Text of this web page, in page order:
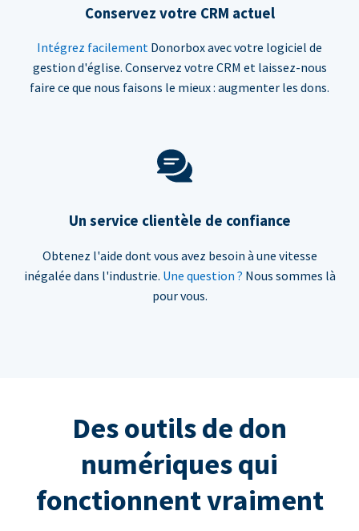
Conservez votre CRM actuel
Intégrez facilement Donorbox avec votre logiciel de
gestion d'église. Conservez votre CRM et laissez-nous
faire ce que nous faisons le mieux : augmenter les dons.
Un service clientèle de confiance
Obtenez l'aide dont vous avez besoin à une vitesse
inégalée dans l'industrie. Une question ? Nous sommes là
pour vous.
Des outils de don
numériques qui
fonctionnent vraiment